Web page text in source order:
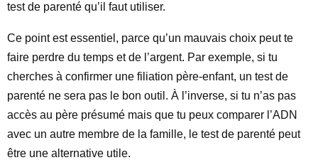
test de parenté qu’il faut utiliser.
Ce point est essentiel, parce qu’un mauvais choix peut te
faire perdre du temps et de l’argent. Par exemple, si tu
cherches à confirmer une filiation père-enfant, un test de
parenté ne sera pas le bon outil. À l’inverse, si tu n’as pas
accès au père présumé mais que tu peux comparer l’ADN
avec un autre membre de la famille, le test de parenté peut
être une alternative utile.